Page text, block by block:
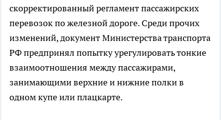
скорректированный регламент пассажирских
перевозок по железной дороге. Среди прочих
изменений, документ Министерства транспорта
РФ предпринял попытку урегулировать тонкие
взаимоотношения между пассажирами,
занимающими верхние и нижние полки в
одном купе или плацкарте.